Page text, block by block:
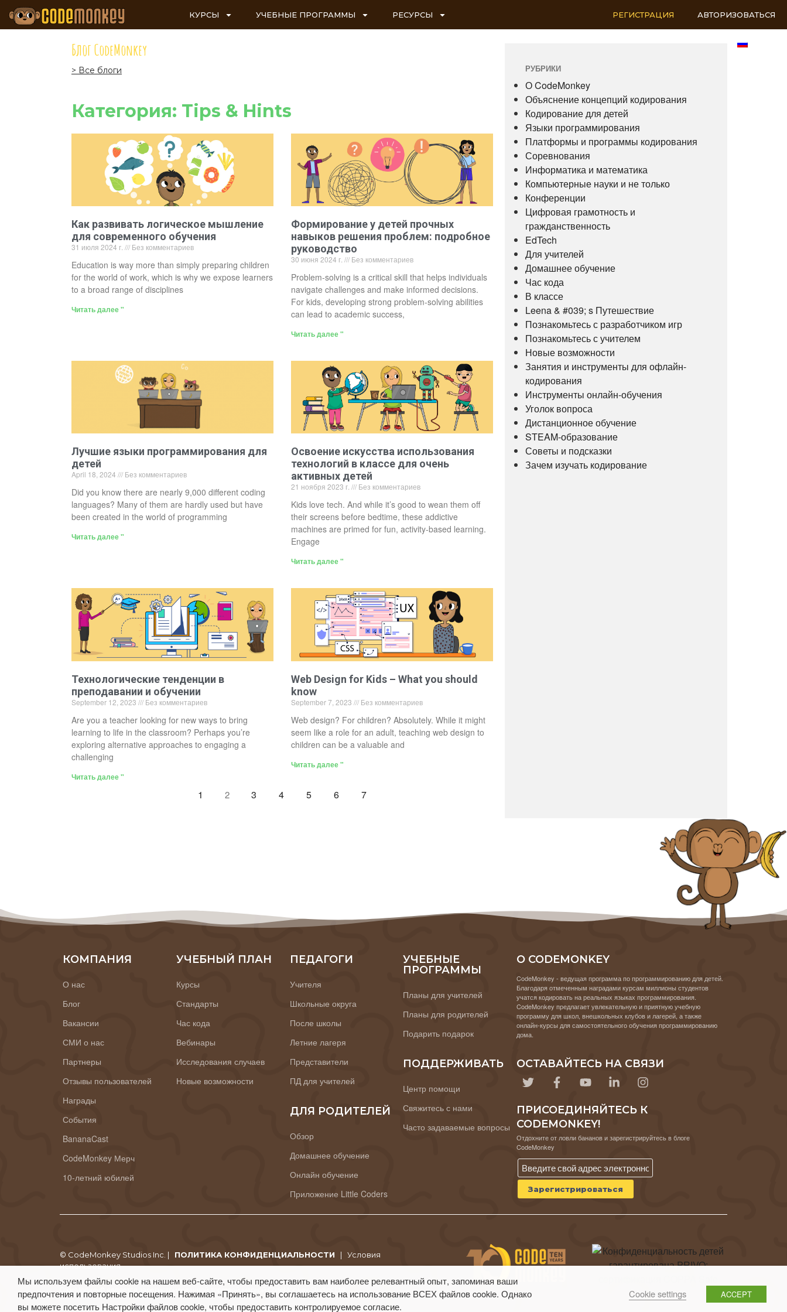
КУРСЫ УЧЕБНЫЕ ПРОГРАММЫ РЕСУРСЫ РЕГИСТРАЦИЯ АВТОРИЗОВАТЬСЯ
Блог CodeMonkey
> Все блоги
Категория: Tips & Hints
Как развивать логическое мышление
для современного обучения
31 июля 2024 г. Без комментариев
Education is way more than simply preparing children
for the world of work, which is why we expose learners
to a broad range of disciplines
Читать далее "
Формирование у детей прочных
навыков решения проблем: подробное
руководство
30 июня 2024 г. Без комментариев
Problem-solving is a critical skill that helps individuals
navigate challenges and make informed decisions.
For kids, developing strong problem-solving abilities
can lead to academic success,
Читать далее "
Лучшие языки программирования для
детей
April 18, 2024 Без комментариев
Did you know there are nearly 9,000 different coding
languages? Many of them are hardly used but have
been created in the world of programming
Читать далее "
Освоение искусства использования
технологий в классе для очень
активных детей
21 ноября 2023 г. Без комментариев
Kids love tech. And while it’s good to wean them off
their screens before bedtime, these addictive
machines are primed for fun, activity-based learning.
Engage
Читать далее "
Технологические тенденции в
преподавании и обучении
September 12, 2023 Без комментариев
Are you a teacher looking for new ways to bring
learning to life in the classroom? Perhaps you’re
exploring alternative approaches to engaging a
challenging
Читать далее "
Web Design for Kids – What you should
know
September 7, 2023 Без комментариев
Web design? For children? Absolutely. While it might
seem like a role for an adult, teaching web design to
children can be a valuable and
Читать далее "
1 2 3 4 5 6 7
РУБРИКИ
О CodeMonkey
Объяснение концепций кодирования
Кодирование для детей
Языки программирования
Платформы и программы кодирования
Соревнования
Информатика и математика
Компьютерные науки и не только
Конференции
Цифровая грамотность и
гражданственность
EdTech
Для учителей
Домашнее обучение
Час кода
В классе
Leena & #039; s Путешествие
Познакомьтесь с разработчиком игр
Познакомьтесь с учителем
Новые возможности
Занятия и инструменты для офлайн-
кодирования
Инструменты онлайн-обучения
Уголок вопроса
Дистанционное обучение
STEAM-образование
Советы и подсказки
Зачем изучать кодирование
КОМПАНИЯ
О нас
Блог
Вакансии
СМИ о нас
Партнеры
Отзывы пользователей
Награды
События
BananaCast
CodeMonkey Мерч
10-летний юбилей
УЧЕБНЫЙ ПЛАН
Курсы
Стандарты
Час кода
Вебинары
Исследования случаев
Новые возможности
ПЕДАГОГИ
Учителя
Школьные округа
После школы
Летние лагеря
Представители
ПД для учителей
ДЛЯ РОДИТЕЛЕЙ
Обзор
Домашнее обучение
Онлайн обучение
Приложение Little Coders
УЧЕБНЫЕ
ПРОГРАММЫ
Планы для учителей
Планы для родителей
Подарить подарок
ПОДДЕРЖИВАТЬ
Центр помощи
Свяжитесь с нами
Часто задаваемые вопросы
О CODEMONKEY
CodeMonkey - ведущая программа по программированию для детей.
Благодаря отмеченным наградами курсам миллионы студентов
учатся кодировать на реальных языках программирования.
CodeMonkey предлагает увлекательную и приятную учебную
программу для школ, внешкольных клубов и лагерей, а также
онлайн-курсы для самостоятельного обучения программированию
дома.
ОСТАВАЙТЕСЬ НА СВЯЗИ
ПРИСОЕДИНЯЙТЕСЬ К
CODEMONKEY!
Отдохните от ловли бананов и зарегистрируйтесь в блоге
CodeMonkey
© CodeMonkey Studios Inc. | ПОЛИТИКА КОНФИДЕНЦИАЛЬНОСТИ | Условия
использования
CodeMonkey® является зарегистрированной торговой маркой CodeMonkey Studios Ltd.
Мы используем файлы cookie на нашем веб-сайте, чтобы предоставить вам наиболее релевантный опыт, запоминая ваши
предпочтения и повторные посещения. Нажимая «Принять», вы соглашаетесь на использование ВСЕХ файлов cookie. Однако
вы можете посетить Настройки файлов cookie, чтобы предоставить контролируемое согласие.
Cookie settings ACCEPT